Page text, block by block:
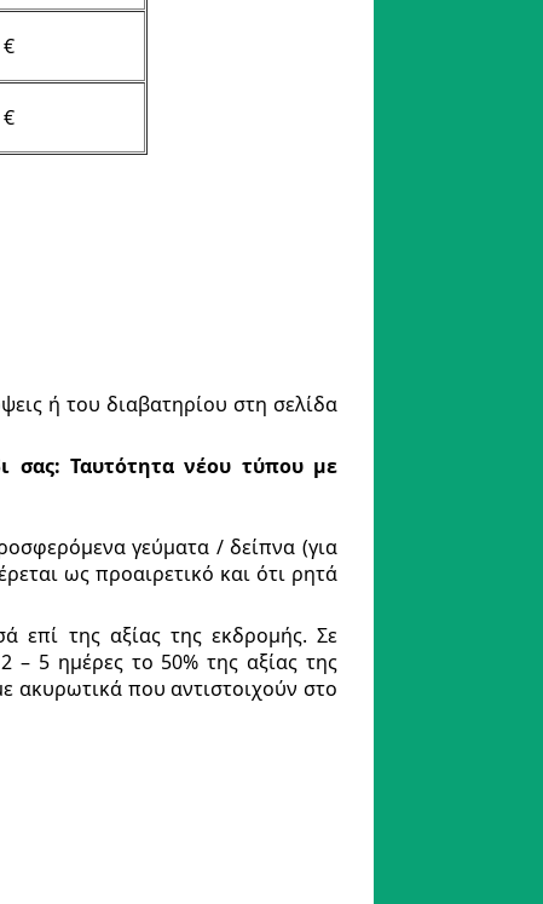
ή του διαβατηρίου στη σελίδα
σας: Ταυτότητα νέου τύπου με
γεύματα / δείπνα (για
ως προαιρετικό και ότι ρητά
επί της αξίας της εκδρομής. Σε
5 ημέρες το 50% της αξίας της
ακυρωτικά που αντιστοιχούν στο